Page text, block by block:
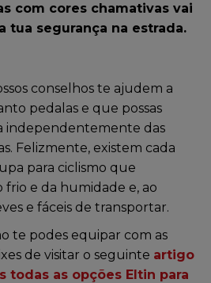
com cores chamativas vai
tua segurança na estrada.
conselhos te ajudem a
pedalas e que possas
independentemente das
Felizmente, existem cada
para ciclismo que
e da humidade e, ao
e fáceis de transportar.
te podes equipar com as
de visitar o seguinte artigo
todas as opções Eltin para